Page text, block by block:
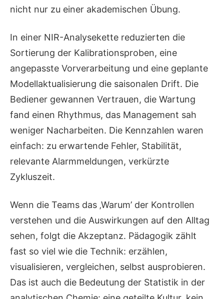
nicht nur zu einer akademischen Übung.
In einer NIR-Analysekette reduzierten die
Sortierung der Kalibrationsproben, eine
angepasste Vorverarbeitung und eine geplante
Modellaktualisierung die saisonalen Drift. Die
Bediener gewannen Vertrauen, die Wartung
fand einen Rhythmus, das Management sah
weniger Nacharbeiten. Die Kennzahlen waren
einfach: zu erwartende Fehler, Stabilität,
relevante Alarmmeldungen, verkürzte
Zykluszeit.
Wenn die Teams das ‚Warum’ der Kontrollen
verstehen und die Auswirkungen auf den Alltag
sehen, folgt die Akzeptanz. Pädagogik zählt
fast so viel wie die Technik: erzählen,
visualisieren, vergleichen, selbst ausprobieren.
Das ist auch die Bedeutung der Statistik in der